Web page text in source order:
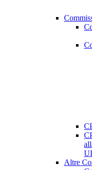
Altre